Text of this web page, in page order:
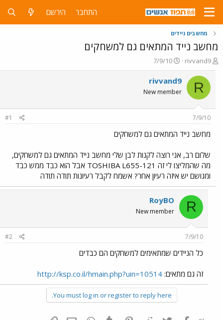
התחבר הירשם
מחשבים ניידים
מחשב נייד המתאים גם למשחקים
פ
ו
ת
ח
ה
ו
ש
א
rivvand9
פ
ו
ר
ס
ם
ר
7/9/10
R
rivvand9
New member
7/9/10
#1
מחשב נייד המתאים גם למשחקים
שלום רב, אני רוצה לקנות לבן שלי מחשב נייד המתאים גם למשחקים,
מה שהמליצו לי זה TOSHIBA L655-121 אבל הוא כבד ממש כבד
ומגושם יש איזה רעיון אחר? אשמח לקבל רעיונות תודה תודה
R
RoyBO
New member
7/9/10
#2
כל הניידים שמתאימים למשחקים הם כבדים
זה גם מתאים: http://ksp.co.il/hmain.php?uin=10514
You must log in or register to reply here.